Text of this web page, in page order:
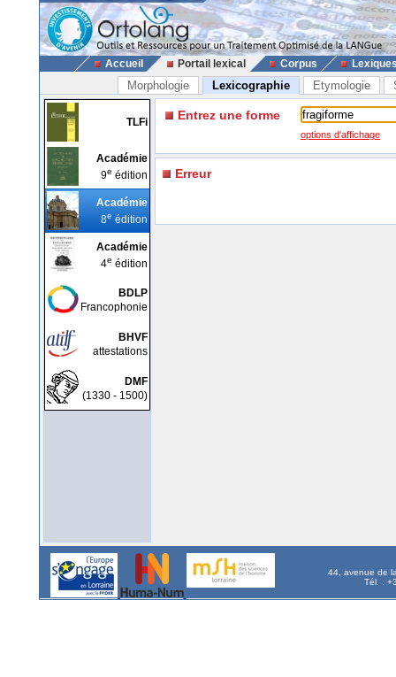
Accueil Portail lexical Corpus
Morphologie Lexicographie Etymologie
TLFi
Académie
9e édition
Académie
8e édition
Académie
4e édition
BDLP
Francophonie
BHVF
attestations
DMF
(1330 - 1500)
Entrez une forme
options d'affichage
Erreur
44, avenue de
Tél. :